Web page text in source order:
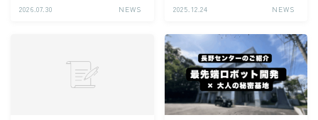
個人の成長シナリオ、キャリアパス
ITエンジニアリングサービス(SES)
生命保険・損害保険システム開発​
2026.07.30 NEWS 2025.12.24 NEWS